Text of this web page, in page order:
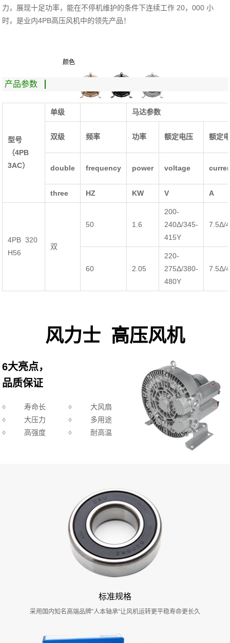
力，展现十足功率，能在不停机维护的条件下连续工作 20，000 小
时，是业内4PB高压风机中的领先产品！
颜色
产品参数
型号
（4PB
3AC）
单级 马达参数
双级 频率 功率 额定电压 额定
double frequency power voltage
three HZ KW V A
4PB 320
H56
双
50 1.6
200-
240Δ/345-
415Y
7.5Δ/
60 2.05
220-
275Δ/380-
480Y
7.5Δ/
风力士 高压风机
6大亮点，
品质保证
寿命长
大压力
高强度
大风扇
多用途
耐高温
标准规格
采用国内知名高端品牌”人本轴承”让风机运转更平稳寿命更长久